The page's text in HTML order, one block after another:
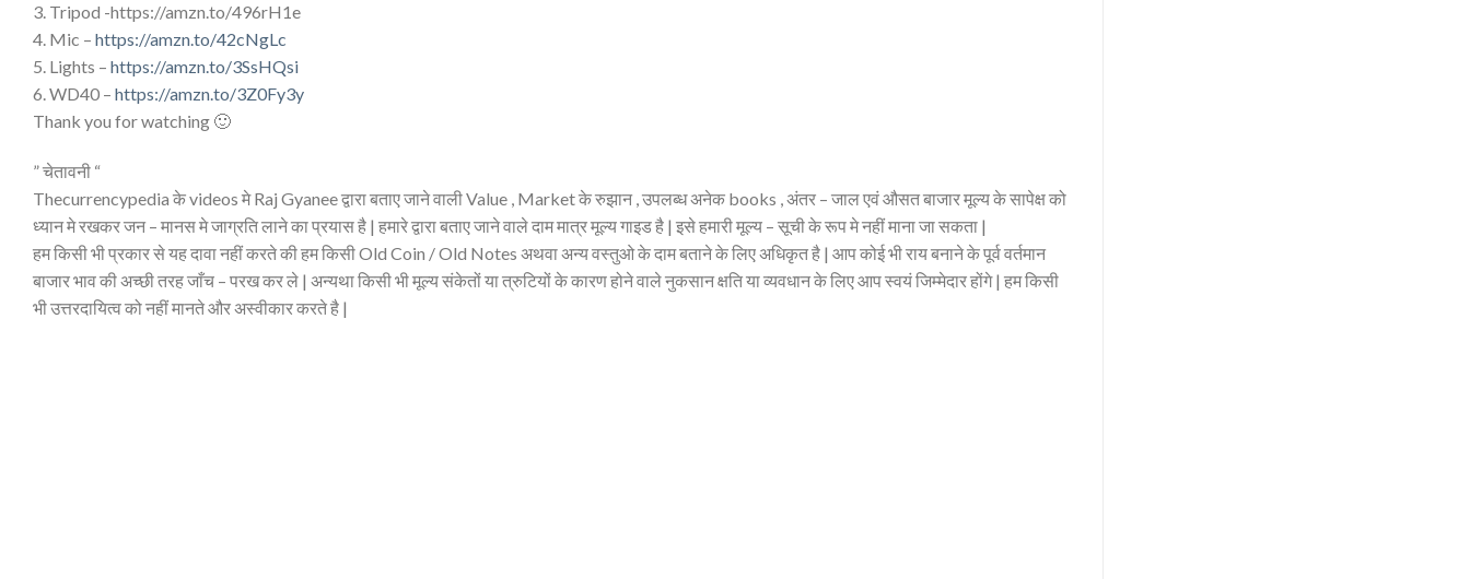
3. Tripod -https://amzn.to/496rH1e
4. Mic – https://amzn.to/42cNgLc
5. Lights – https://amzn.to/3SsHQsi
6. WD40 – https://amzn.to/3Z0Fy3y
Thank you for watching 🙂
” चेतावनी “
Thecurrencypedia के videos मे Raj Gyanee द्वारा बताए जाने वाली Value , Market के रुझान , उपलब्ध अनेक books , अंतर – जाल एवं औसत बाजार मूल्य के सापेक्ष को
ध्यान मे रखकर जन – मानस मे जाग्रति लाने का प्रयास है | हमारे द्वारा बताए जाने वाले दाम मात्र मूल्य गाइड है | इसे हमारी मूल्य – सूची के रूप मे नहीं माना जा सकता |
हम किसी भी प्रकार से यह दावा नहीं करते की हम किसी Old Coin / Old Notes अथवा अन्य वस्तुओ के दाम बताने के लिए अधिकृत है | आप कोई भी राय बनाने के पूर्व वर्तमान
बाजार भाव की अच्छी तरह जाँच – परख कर ले | अन्यथा किसी भी मूल्य संकेतों या त्रुटियों के कारण होने वाले नुकसान क्षति या व्यवधान के लिए आप स्वयं जिम्मेदार होंगे | हम किसी
भी उत्तरदायित्व को नहीं मानते और अस्वीकार करते है |